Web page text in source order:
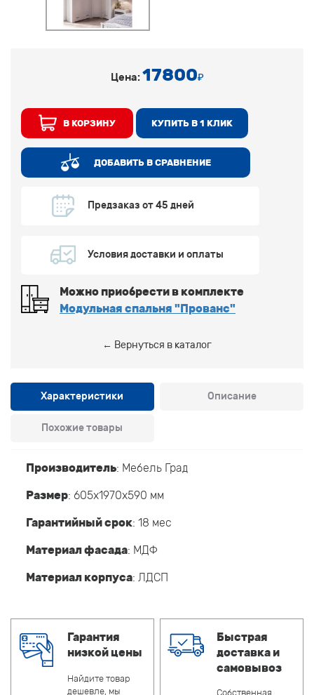
Цена:17800₽
В КОРЗИНУ КУПИТЬ В 1 КЛИК
ДОБАВИТЬ В СРАВНЕНИЕ
Предзаказ от 45 дней
Условия доставки и оплаты
Можно приобрести в комплекте
Модульная спальня "Прованс"
← Вернуться в каталог
Характеристики Описание
Похожие товары
Производитель: Мебель Град
Размер: 605x1970x590 мм
Гарантийный срок: 18 мес
Материал фасада: МДФ
Материал корпуса: ЛДСП
Гарантия
низкой цены
Найдите товар
дешевле, мы
Быстрая
доставка и
самовывоз
Собственная